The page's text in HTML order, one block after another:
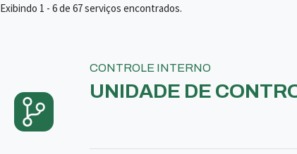
Exibindo 1 - 6 de 67 serviços encontrados.
CONTROLE INTERNO
UNIDADE DE